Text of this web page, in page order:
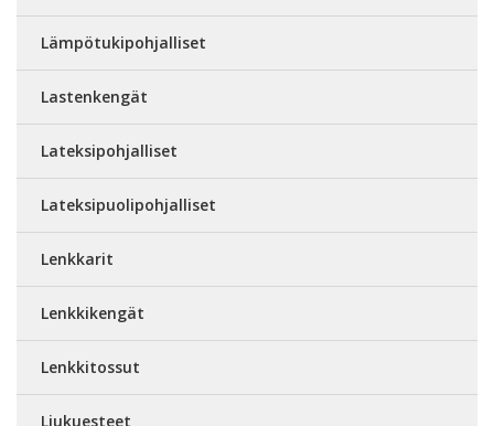
Lämpötukipohjalliset
Lastenkengät
Lateksipohjalliset
Lateksipuolipohjalliset
Lenkkarit
Lenkkikengät
Lenkkitossut
Liukuesteet